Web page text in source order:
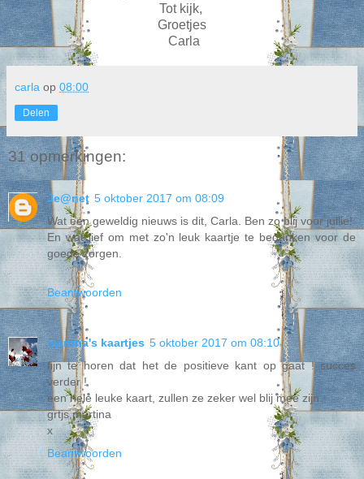
Tot kijk,
Groetjes
Carla
carla op 08:00
Delen
31 opmerkingen:
Je@net 5 oktober 2017 om 08:09
Wat een geweldig nieuws is dit, Carla. Ben zo blij voor jullie!
En wat lief om met zo'n leuk kaartje te bedanken voor de
goede zorgen.
Beantwoorden
martina's kaartjes 5 oktober 2017 om 08:10
fijn te horen dat het de positieve kant op gaat ! succes
verder !
een hele leuke kaart, zullen ze zeker wel blij mee zijn
grtjs,martina
x
Beantwoorden